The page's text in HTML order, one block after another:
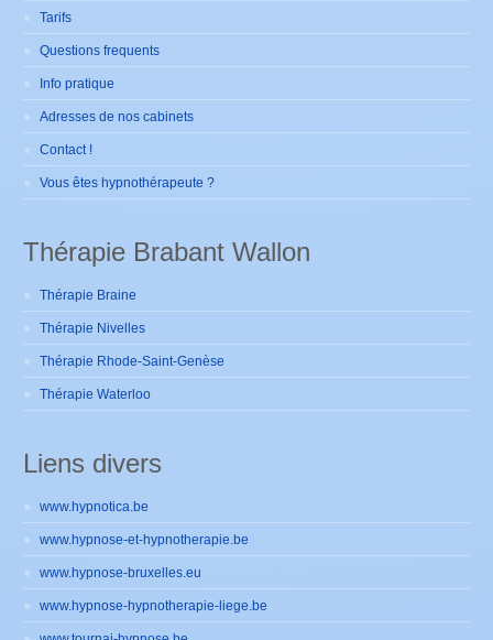
Tarifs
Questions frequents
Info pratique
Adresses de nos cabinets
Contact !
Vous êtes hypnothérapeute ?
Thérapie Brabant Wallon
Thérapie Braine
Thérapie Nivelles
Thérapie Rhode-Saint-Genèse
Thérapie Waterloo
Liens divers
www.hypnotica.be
www.hypnose-et-hypnotherapie.be
www.hypnose-bruxelles.eu
www.hypnose-hypnotherapie-liege.be